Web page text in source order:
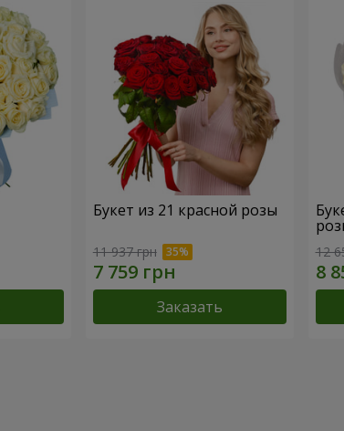
Букет из 21 красной розы
11 937 грн
Заказать
12